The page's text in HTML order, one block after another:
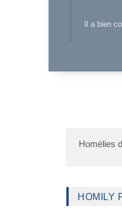
Il a bien
Homélies
HOMILY